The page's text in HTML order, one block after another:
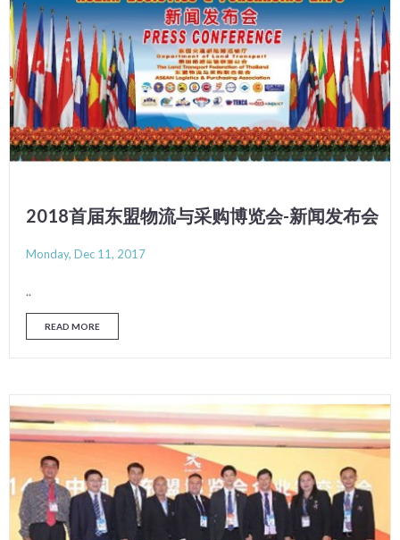
2018首届东盟物流与采购博览会-新闻发布会
Monday, Dec 11, 2017
..
READ MORE